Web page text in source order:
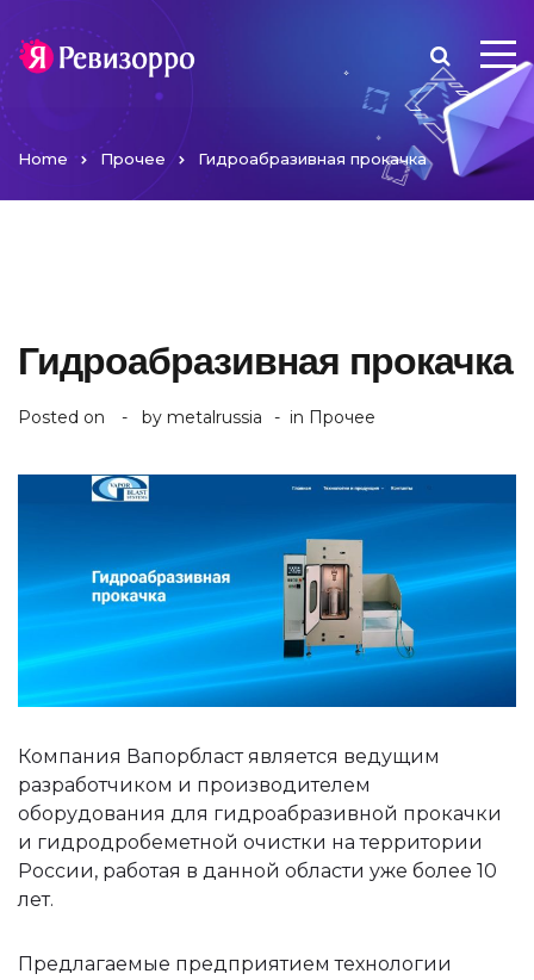
Home Прочее Гидроабразивная прокачка
Гидроабразивная прокачка
Posted on by metalrussia in Прочее
Компания Вапорбласт является ведущим
разработчиком и производителем
оборудования для гидроабразивной прокачки
и гидродробеметной очистки на территории
России, работая в данной области уже более 10
лет.
Предлагаемые предприятием технологии